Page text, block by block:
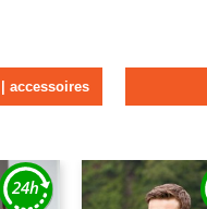
accessoires